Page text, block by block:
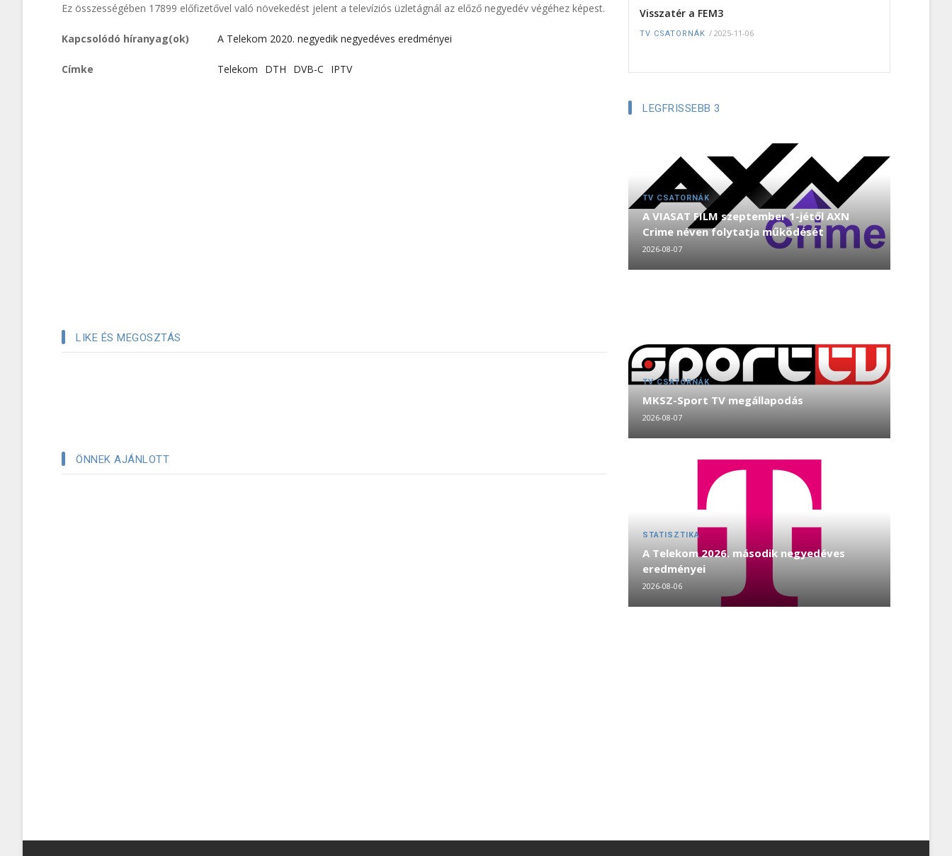
Ez összességében 17899 előfizetővel való növekedést jelent a televíziós üzletágnál az előző negyedév végéhez képest.
Kapcsolódó híranyag(ok) A Telekom 2020. negyedik negyedéves eredményei
Címke Telekom DTH DVB-C IPTV
LIKE ÉS MEGOSZTÁS
ÖNNEK AJÁNLOTT
Visszatér a FEM3
TV CSATORNÁK / 2025-11-06
LEGFRISSEBB 3
TV CSATORNÁK
A VIASAT FILM szeptember 1-jétől AXN
Crime néven folytatja működését
2026-08-07
TV CSATORNÁK
MKSZ-Sport TV megállapodás
2026-08-07
STATISZTIKA
A Telekom 2026. második negyedéves
eredményei
2026-08-06